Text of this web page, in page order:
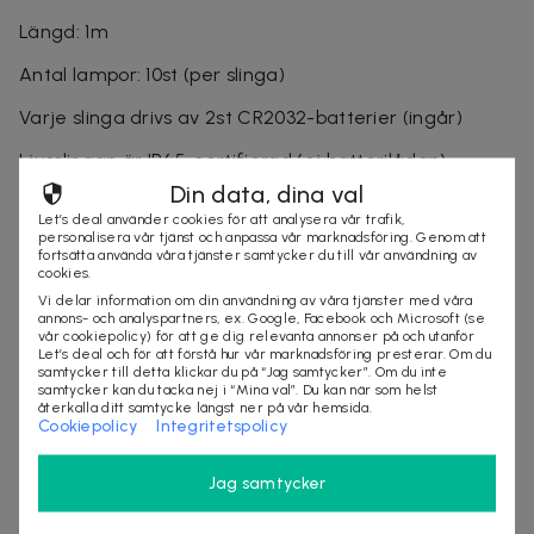
Längd: 1m
Antal lampor: 10st (per slinga)
Varje slinga drivs av 2st CR2032-batterier (ingår)
Ljusslingan är IP65-certifierad (ej batterilådan).
Levereras i 10-pack.
Säljes av
Nordic Online Sales AB
Organisationsnummer:559098-7318
KÖP
Din data, dina val
Let’s deal använder cookies för att analysera vår trafik,
personalisera vår tjänst och anpassa vår marknadsföring. Genom att
fortsätta använda våra tjänster samtycker du till vår användning av
cookies.
Vi delar information om din användning av våra tjänster med våra
annons- och analyspartners, ex. Google, Facebook och Microsoft (se
vår cookiepolicy) för att ge dig relevanta annonser på och utanför
Let’s deal och för att förstå hur vår marknadsföring presterar. Om du
samtycker till detta klickar du på “Jag samtycker”. Om du inte
samtycker kan du tacka nej i “Mina val”. Du kan när som helst
återkalla ditt samtycke längst ner på vår hemsida.
Cookiepolicy Integritetspolicy
Jag samtycker